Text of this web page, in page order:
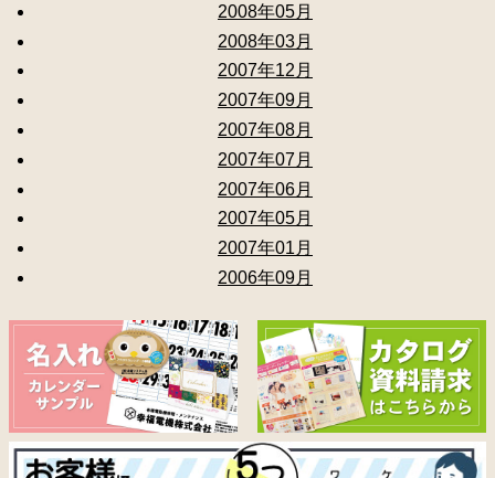
2008年05月
2008年03月
2007年12月
2007年09月
2007年08月
2007年07月
2007年06月
2007年05月
2007年01月
2006年09月